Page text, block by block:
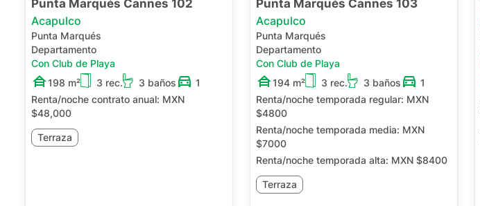
Punta Marqués Cannes 102
Acapulco
Punta Marqués
Departamento
Con Club de Playa
198 m²
3 rec. 3 baños
1
Renta/noche contrato anual: MXN
$48,000
Terraza
Punta Marqués Cannes 103
Acapulco
Punta Marqués
Departamento
Con Club de Playa
194 m²
3 rec. 3 baños
1
Renta/noche temporada regular: MXN
$4800
Renta/noche temporada media: MXN
$7000
Renta/noche temporada alta: MXN $8400
Terraza